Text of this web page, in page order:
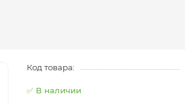
Код товара:
✅ В наличии